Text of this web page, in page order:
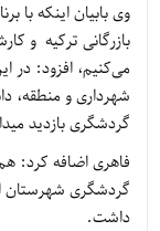
وی بابیان اینکه با
بازرگانی ترکیه و
می‌کنیم، افزود: در
شهرداری و منطقه،
گردشگری بازدید
فاهری اضافه کرد:
گردشگری شهرستان
داشت.